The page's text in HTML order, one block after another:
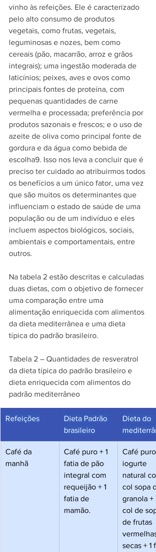
vinho às refeições. Ele é caracterizado
pelo alto consumo de produtos
vegetais, como frutas, vegetais,
leguminosas e nozes, bem como
cereais (pão, macarrão, arroz e grãos
integrais); uma ingestão moderada de
laticínios; peixes, aves e ovos como
principais fontes de proteína, com
pequenas quantidades de carne
vermelha e processada; preferência por
produtos sazonais e frescos; e o uso de
azeite de oliva como principal fonte de
gordura e da água como bebida de
escolha9. Isso nos leva a concluir que é
preciso ter cuidado ao atribuirmos todos
os benefícios a um único fator, uma vez
que são muitos os determinantes que
influenciam o estado de saúde de uma
população ou de um indivíduo e eles
incluem aspectos biológicos, sociais,
ambientais e comportamentais, entre
outros.
Na tabela 2 estão descritas e calculadas
duas dietas, com o objetivo de fornecer
uma comparação entre uma
alimentação enriquecida com alimentos
da dieta mediterrânea e uma dieta
típica do padrão brasileiro.
Tabela 2 – Quantidades de resveratrol
da dieta típica do padrão brasileiro e
dieta enriquecida com alimentos do
padrão mediterrâneo
Refeições
Dieta Padrão
brasileiro
Dieta do
Café da
manhã
Café puro + 1
fatia de pão
integral com
requeijão + 1
fatia de
mamão.
Café puro
iogurte
natural
col sopa
granola +
col de
de frutas
vermelhas
secas + 1